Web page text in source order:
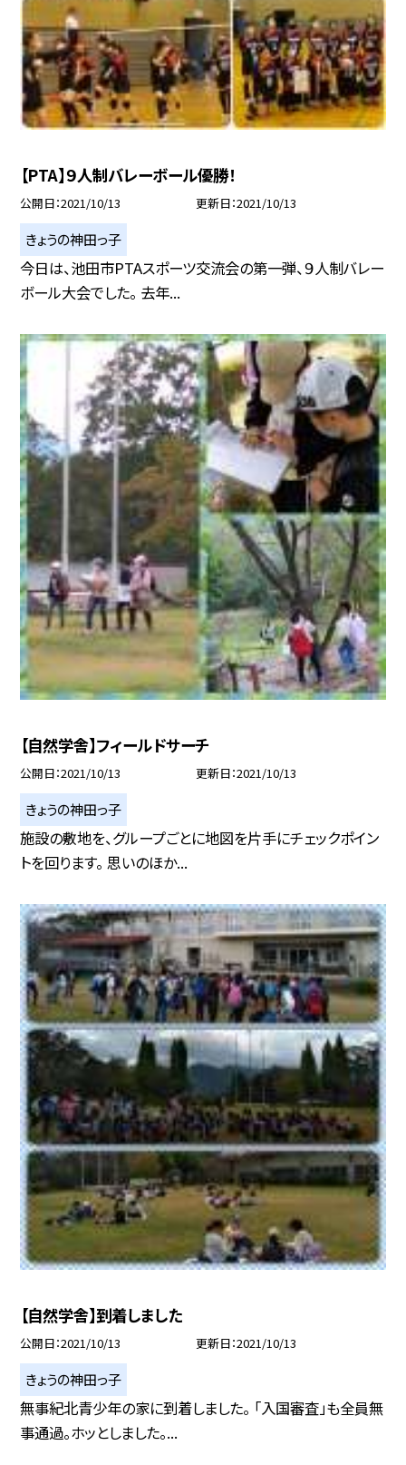
【PTA】９人制バレーボール優勝！
公開日 2021/10/13 更新日 2021/10/13
きょうの神田っ子
今日は、池田市PTAスポーツ交流会の第一弾、９人制バレー
ボール大会でした。 去年...
【自然学舎】フィールドサーチ
公開日 2021/10/13 更新日 2021/10/13
きょうの神田っ子
施設の敷地を、グループごとに地図を片手にチェックポイン
トを回ります。 思いのほか...
【自然学舎】到着しました
公開日 2021/10/13 更新日 2021/10/13
きょうの神田っ子
無事紀北青少年の家に到着しました。 「入国審査」も全員無
事通過。ホッとしました。...